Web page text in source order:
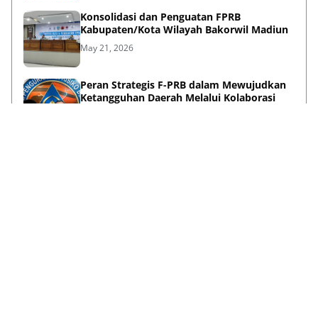
Konsolidasi dan Penguatan FPRB
Kabupaten/Kota Wilayah Bakorwil Madiun
May 21, 2026
Peran Strategis F-PRB dalam Mewujudkan
Ketangguhan Daerah Melalui Kolaborasi